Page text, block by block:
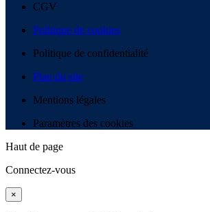
CGV
Politique de cookies
Politique de confidentialité
Plan du site
Mentions légales
Paramètres des cookies
Haut de page
Connectez-vous
×